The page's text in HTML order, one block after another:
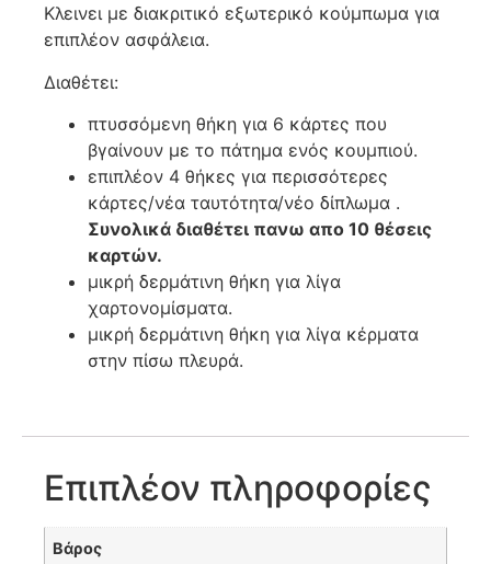
Κλεινει με διακριτικό εξωτερικό κούμπωμα για
επιπλέον ασφάλεια.
Διαθέτει:
πτυσσόμενη θήκη για 6 κάρτες που
βγαίνουν με το πάτημα ενός κουμπιού.
επιπλέον 4 θήκες για περισσότερες
κάρτες/νέα ταυτότητα/νέο δίπλωμα .
Συνολικά διαθέτει πανω απο 10 θέσεις
καρτών.
μικρή δερμάτινη θήκη για λίγα
χαρτονομίσματα.
μικρή δερμάτινη θήκη για λίγα κέρματα
στην πίσω πλευρά.
Επιπλέον πληροφορίες
Βάρος